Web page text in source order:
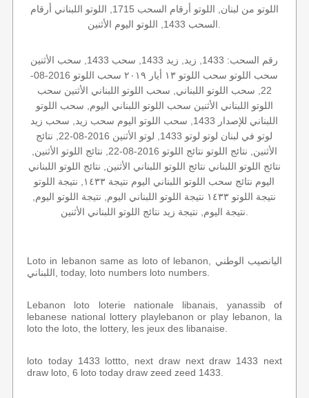
اللوتو من لبنان, اللوتو أرقام السحب 1715, اللوتو اللبناني أرقام
رقم السحب: 1433, زيد, زيد 1433, سحب 1433, سحب الأثنين
سحب اللوتو سحب اللوتو ١٣ أيار ٢٠١٩ سحب اللوتو 2016-08-
22, سحب اللوتو اللبناني, سحب اللوتو اللبناني الأثنين سحب
اللوتو اللبناني الأثنين سحب اللوتو اللبناني اليوم, سحب اللوتو
اللبناني للإصدار 1433, سحب اللوتو اليوم سحب زيد, سحب زيد
لوتو في لبنان لوتو لوتو 1433, لوتو الأثنين 2016-08-22, نتائج
الأثنين, نتائج اللوتو نتائج اللوتو 2016-08-22, نتائج اللوتو الأثنين,
نتائج اللوتو اللبناني نتائج اللوتو اللبناني الأثنين, نتائج اللوتو اللبناني
اليوم نتائج سحب اللوتو اللبناني اليوم نتيجة ١٤٣٣, نتيجة اللوتو
نتيجة اللوتو ١٤٣٣ نتيجة اللوتو اللبناني اليوم, نتيجة اللوتو اليوم,
Loto in lebanon same as loto of lebanon, اليانصيب الوطني
اللبناني, today, loto numbers loto numbers.
Lebanon loto loterie nationale libanais, yanassib of
lebanese national lottery playlebanon or play lebanon, la
loto the loto, the lottery, les jeux des libanaise.
loto today 1433 lottto, next draw next draw 1433 next
draw loto, 6 loto today draw zeed zeed 1433.